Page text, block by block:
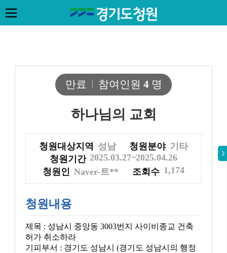
만료 참여인원 4 명
하나님의 교회
청원대상지역 성남 청원분야 기타
청원기간 2025.03.27~2025.04.26
청원인 Naver-트** 조회수 1,174
청원내용
제목 : 성남시 중앙동 3003번지 사이비종교 건축
허가 취소하라
기피부서 : 경기도 성남시 (경기도 성남시의 행정